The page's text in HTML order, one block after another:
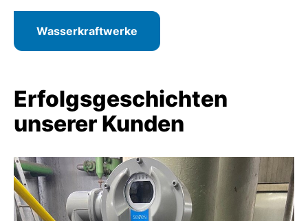
Wasserkraftwerke
Erfolgsgeschichten
unserer Kunden